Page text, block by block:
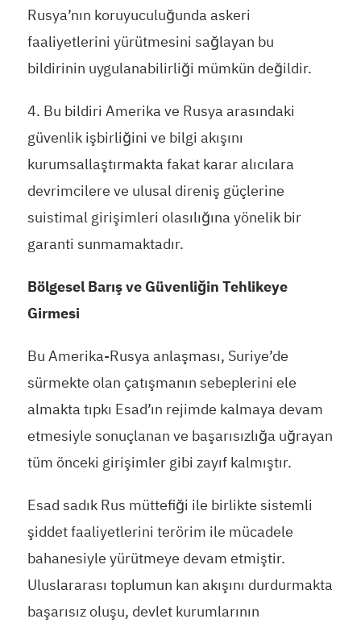
Rusya’nın koruyuculuğunda askeri
faaliyetlerini yürütmesini sağlayan bu
bildirinin uygulanabilirliği mümkün değildir.
4. Bu bildiri Amerika ve Rusya arasındaki
güvenlik işbirliğini ve bilgi akışını
kurumsallaştırmakta fakat karar alıcılara
devrimcilere ve ulusal direniş güçlerine
suistimal girişimleri olasılığına yönelik bir
garanti sunmamaktadır.
Bölgesel Barış ve Güvenliğin Tehlikeye
Girmesi
Bu Amerika-Rusya anlaşması, Suriye’de
sürmekte olan çatışmanın sebeplerini ele
almakta tıpkı Esad’ın rejimde kalmaya devam
etmesiyle sonuçlanan ve başarısızlığa uğrayan
tüm önceki girişimler gibi zayıf kalmıştır.
Esad sadık Rus müttefiği ile birlikte sistemli
şiddet faaliyetlerini terörim ile mücadele
bahanesiyle yürütmeye devam etmiştir.
Uluslararası toplumun kan akışını durdurmakta
başarısız oluşu, devlet kurumlarının